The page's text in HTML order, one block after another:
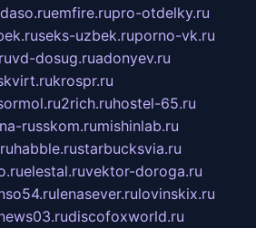
emfire.rupro-otdelky.ru
seks-uzbek.ruporno-vk.ru
vd-dosug.ruadonyev.ru
krospr.ru
2rich.ruhostel-65.ru
russkom.rumishinlab.ru
habble.rustarbucksvia.ru
elestal.ruvektor-doroga.ru
lenasever.rulovinskix.ru
discofoxworld.ru